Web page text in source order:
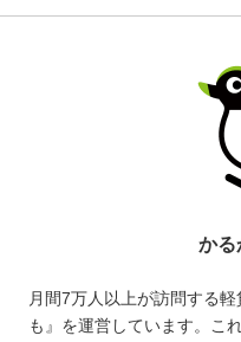
かる
月間7万人以上が訪問する
も』を運営しています。こ